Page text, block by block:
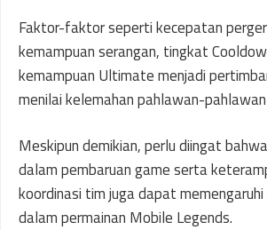
Faktor-faktor seperti kecepatan
kemampuan serangan, tingkat
kemampuan Ultimate menjadi
menilai kelemahan pahlawan-pahlawan
Meskipun demikian, perlu diingat
dalam pembaruan game serta
koordinasi tim juga dapat
dalam permainan Mobile Legends.